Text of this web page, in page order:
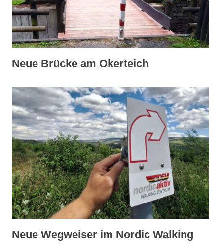
Neue Brücke am Okerteich
Neue Wegweiser im Nordic Walking